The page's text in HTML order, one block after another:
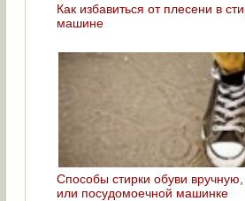
Как избавиться от плесени в
машине
Способы стирки обуви вручную,
или посудомоечной машинке